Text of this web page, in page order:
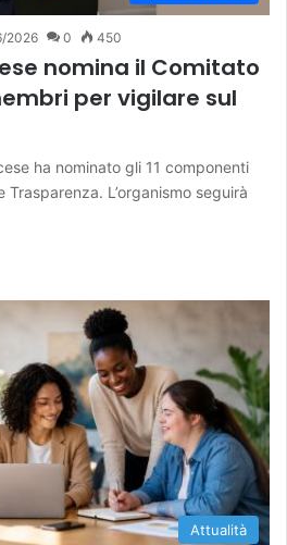
2026 0 450
nomina il Comitato
per vigilare sul
ha nominato gli 11 componenti
L’organismo seguirà
Attualità